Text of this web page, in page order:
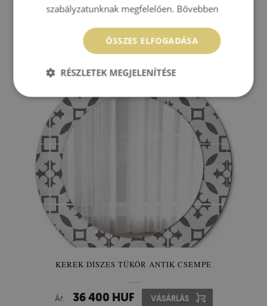
KEREK DÍSZES TÜKÖR ETNIKAI VIRÁGOS
KEREK DÍSZES TÜKÖR ANTIK CSEMPE
Ár: 36 400 HUF VÁSÁRLÁS
szabályzatunknak megfelelően. Bővebben
ÖSSZES ELFOGADÁSA
RÉSZLETEK MEGJELENÍTÉSE